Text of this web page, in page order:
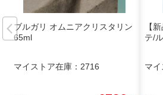
ブルガリ オムニアクリスタリン
65ml
マイストア在庫： 2716
【
テ/
マイ